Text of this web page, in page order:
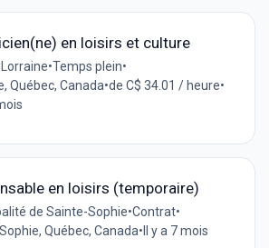
en loisirs et culture
•Temps plein•
Québec, Canada•de C$ 34.01 / heure•
en loisirs (temporaire)
de Sainte-Sophie•Contrat•
Québec, Canada• Il y a 7 mois